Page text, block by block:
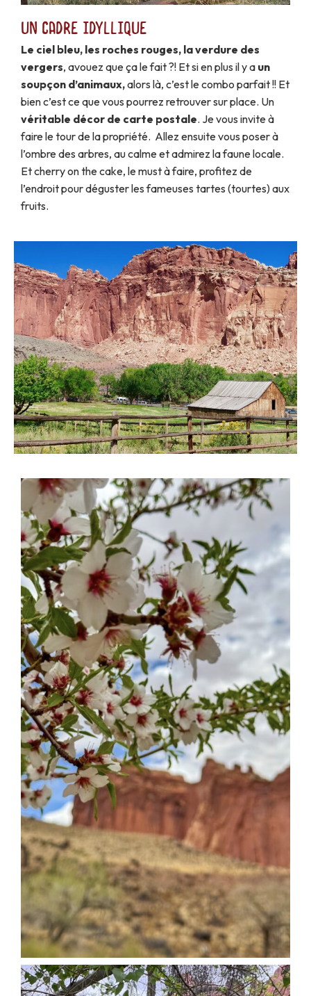
Un cadre idyllique
Le ciel bleu, les roches rouges, la verdure des
vergers, avouez que ça le fait ?! Et si en plus il y a un
soupçon d’animaux,alors là, c’est le combo parfait !! Et
bien c’est ce que vous pourrez retrouver sur place. Un
véritable décor de carte postale. Je vous invite à
faire le tour de la propriété. Allez ensuite vous poser à
l’ombre des arbres, au calme et admirez la faune locale.
Et cherry on the cake, le must à faire, profitez de
l’endroit pour déguster les fameuses tartes (tourtes) aux
fruits.